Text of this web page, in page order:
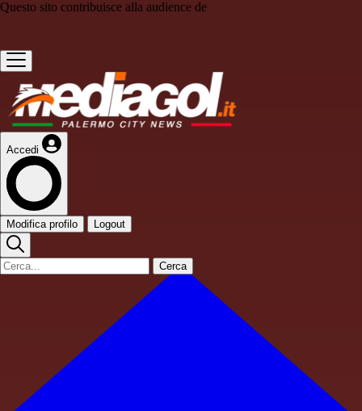
Questo sito contribuisce alla audience de
Accedi
Modifica profilo Logout
Cerca